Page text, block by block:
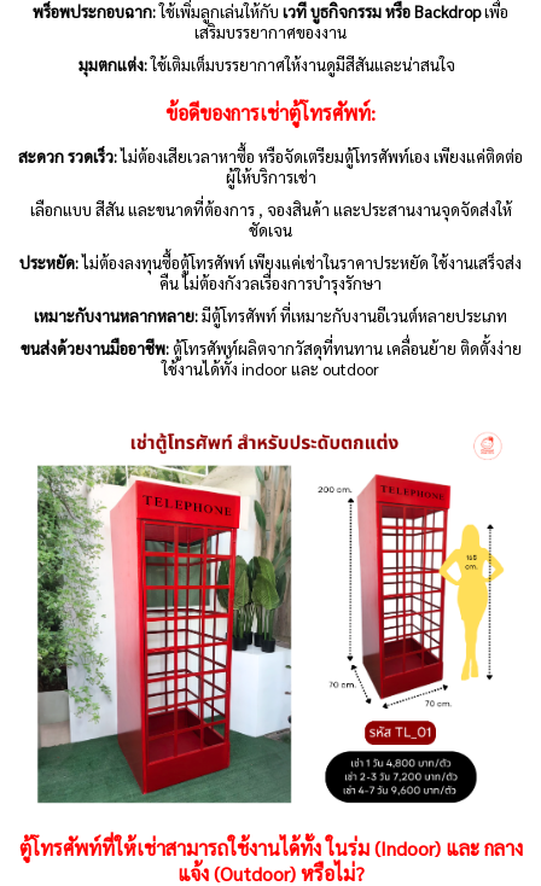
พร็อพประกอบฉาก:ใช้เพิ่มลูกเล่นให้กับ เวที บูธกิจกรรม หรือ Backdropเพื่อ
เสริมบรรยากาศของงาน
มุมตกแต่ง:ใช้เติมเต็มบรรยากาศให้งานดูมีสีสันและน่าสนใจ
ข้อดีของการเช่าตู้โทรศัพท์:
สะดวก รวดเร็ว:ไม่ต้องเสียเวลาหาซื้อ หรือจัดเตรียมตู้โทรศัพท์เอง เพียงแค่ติดต่อ
ผู้ให้บริการเช่า
เลือกแบบ สีสัน และขนาดที่ต้องการ , จองสินค้า และประสานงานจุดจัดส่งให้
ชัดเจน
ประหยัด:ไม่ต้องลงทุนซื้อตู้โทรศัพท์ เพียงแค่เช่าในราคาประหยัด ใช้งานเสร็จส่ง
คืน ไม่ต้องกังวลเรื่องการบำรุงรักษา
เหมาะกับงานหลากหลาย:มีตู้โทรศัพท์ ที่เหมาะกับงานอีเวนต์หลายประเภท
ขนส่งด้วยงานมืออาชีพ:ตู้โทรศัพท์ผลิตจากวัสดุที่ทนทาน เคลื่อนย้าย ติดตั้งง่าย
ใช้งานได้ทั้ง indoor และ outdoor
ตู้โทรศัพท์ที่ให้เช่าสามารถใช้งานได้ทั้ง ในร่ม (Indoor) และ กลาง
แจ้ง (Outdoor) หรือไม่?